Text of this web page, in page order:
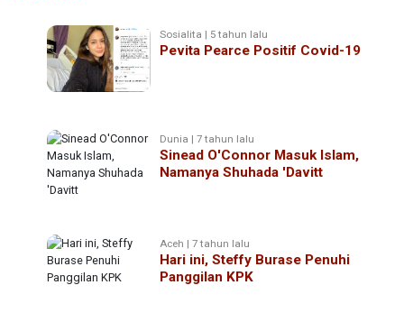
Sosialita | 5 tahun lalu
Pevita Pearce Positif Covid-19
Dunia | 7 tahun lalu
Sinead O'Connor Masuk Islam,
Namanya Shuhada 'Davitt
Aceh | 7 tahun lalu
Hari ini, Steffy Burase Penuhi
Panggilan KPK